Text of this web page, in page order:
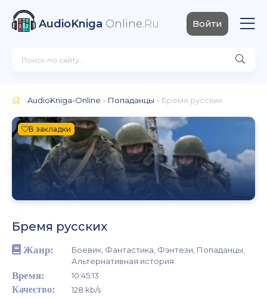
AudioKniga Online.Ru Войти
AudioKniga-Online » Попаданцы » Бремя русских
В закладки
Бремя русских
Жанр:
Боевик, Фантастика, Фэнтези, Попаданцы,
Альтернативная история
Время:
10:45:13
Качество:
128 kb/s